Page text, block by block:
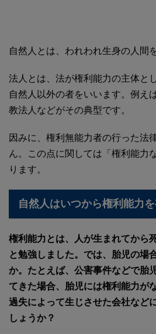
自然人とは、われわれ生身の人間
法人とは、法が権利能力の主体と
自然人以外の者をいいます。例え
教法人などがその典型です。
因みに、権利無能力者の行った法
ん。この点に関しては「権利能力
ります。
自然人はいつから権利能力
権利能力とは、人が生まれてから
と勉強しました。では、胎児の場
か。たとえば、公害事件などで胎
てきた場合、胎児には権利能力が
過失によって生じさせた会社など
しょうか？